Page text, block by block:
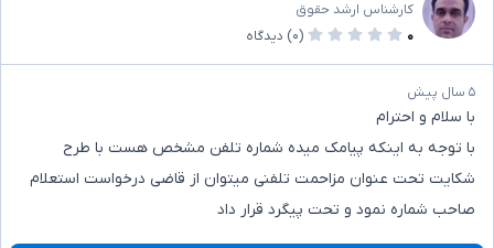
کارشناس ارشد حقوق
۰
(۰) دیدگاه
۵ سال پیش
با سلام و احترام
با توجه به اینکه پیامک میده شماره تلفن مشخص هست با طرح
شکایت تحت عنوان مزاحمت تلفنی میتوان از قاضی درخواست استعلام
صاحب شماره نمود و تحت پیگرد قرار داد